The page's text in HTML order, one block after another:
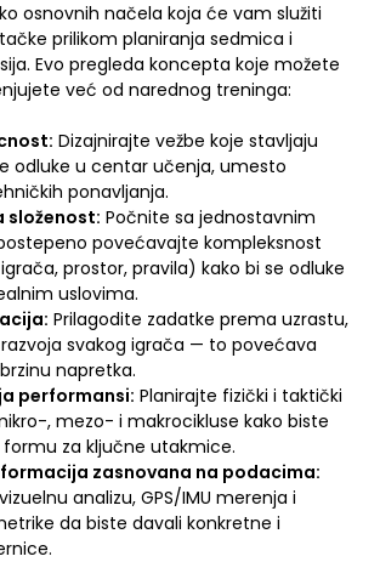
osnovnih načela koja će vam služiti
prilikom planiranja sedmica i
Evo pregleda koncepta koje možete
već od narednog treninga:
Dizajnirajte vežbe koje stavljaju
odluke u centar učenja, umesto
ponavljanja.
složenost: Počnite sa jednostavnim
povećavajte kompleksnost
prostor, pravila) kako bi se odluke
uslovima.
Prilagodite zadatke prema uzrastu,
svakog igrača — to povećava
napretka.
performansi: Planirajte fizički i taktički
, mezo- i makrocikluse kako biste
za ključne utakmice.
zasnovana na podacima:
analizu, GPS/IMU merenja i
da biste davali konkretne i